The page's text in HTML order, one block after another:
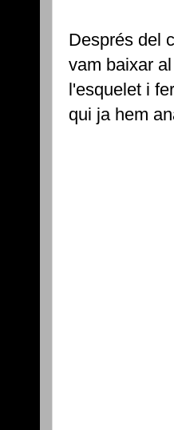
Després del
vam baixar
l'esquelet i
qui ja hem